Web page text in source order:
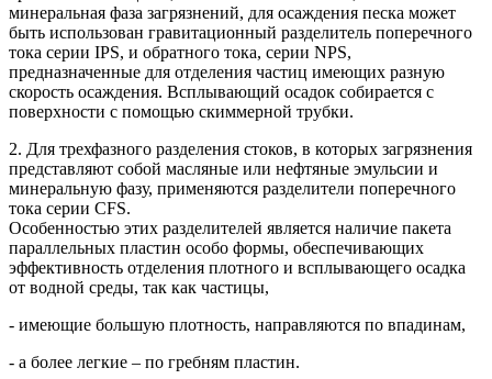
минеральная фаза загрязнений, для осаждения песка может
быть использован гравитационный разделитель поперечного
тока серии IPS, и обратного тока, серии NPS,
предназначенные для отделения частиц имеющих разную
скорость осаждения. Всплывающий осадок собирается с
поверхности с помощью скиммерной трубки.
2. Для трехфазного разделения стоков, в которых загрязнения
представляют собой масляные или нефтяные эмульсии и
минеральную фазу, применяются разделители поперечного
тока серии CFS.
Особенностью этих разделителей является наличие пакета
параллельных пластин особо формы, обеспечивающих
эффективность отделения плотного и всплывающего осадка
от водной среды, так как частицы,
- имеющие большую плотность, направляются по впадинам,
- а более легкие – по гребням пластин.